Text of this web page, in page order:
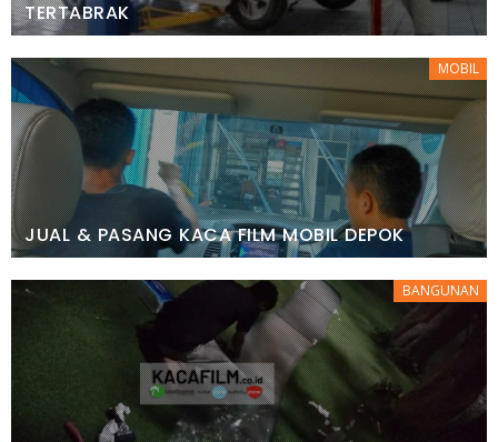
TERTABRAK
MOBIL
JUAL & PASANG KACA FILM MOBIL DEPOK
BANGUNAN